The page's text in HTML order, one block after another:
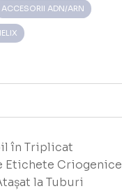
ACCESORII ADN/ARN
în Triplicat
Etichete Criogenice
la Tuburi